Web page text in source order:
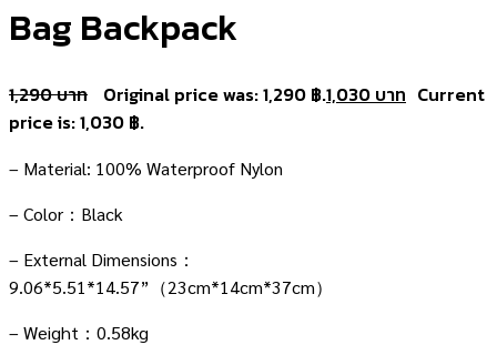
Bag Backpack
1,290 Original price was: 1,290 ฿.1,030
Current
price is: 1,030 ฿.
– Material: 100% Waterproof Nylon
– Color：Black
– External Dimensions：
9.06*5.51*14.57”（23cm*14cm*37cm）
– Weight：0.58kg